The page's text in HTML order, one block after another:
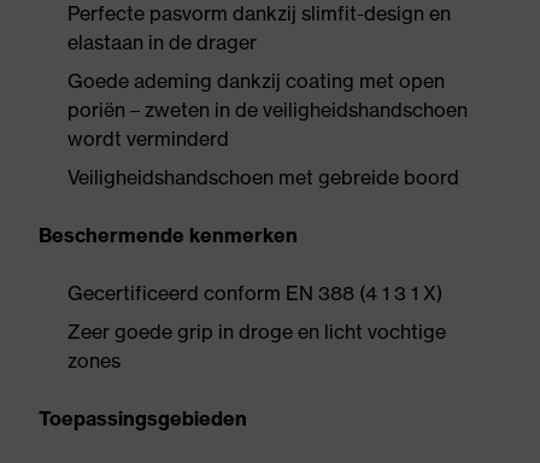
Perfecte pasvorm dankzij slimfit-design en
elastaan in de drager
Goede ademing dankzij coating met open
poriën – zweten in de veiligheidshandschoen
wordt verminderd
Veiligheidshandschoen met gebreide boord
Beschermende kenmerken
Gecertificeerd conform EN 388 (4 1 3 1 X)
Zeer goede grip in droge en licht vochtige
zones
Toepassingsgebieden